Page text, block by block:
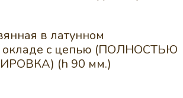
в латунном
окладе с цепью (ПОЛНОСТЬЮ
(h 90 мм.)